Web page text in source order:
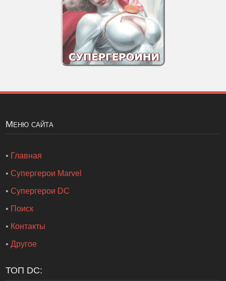
Меню сайта
• Главная
•Супергерои Marvel
•Супергерои DC
• Поиск
• Контакты
•Другое
ТОП DC: